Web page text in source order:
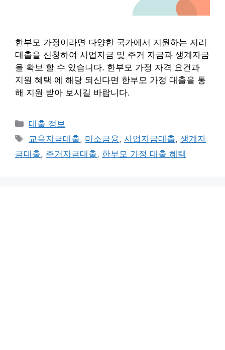
한부모 가정이라면 다양한 국가에서 지원하는 저리
대출을 신청하여 사업자금 및 주거 자금과 생계자금
을 확보 할 수 있습니다. 한부모 가정 자격 요건과
지원 혜택 에 해당 되신다면 한부모 가정 대출을 통
해 지원 받아 보시길 바랍니다.
Categories
대출 정보
Tags
교육자금대출, 미소금융,사업자금대출,생계자
금대출, 주거자금대출, 한부모 가정 대출 혜택